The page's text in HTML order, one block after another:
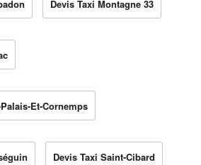
Devis Taxi Montagne 33
Et-Cornemps
Devis Taxi Saint-Cibard